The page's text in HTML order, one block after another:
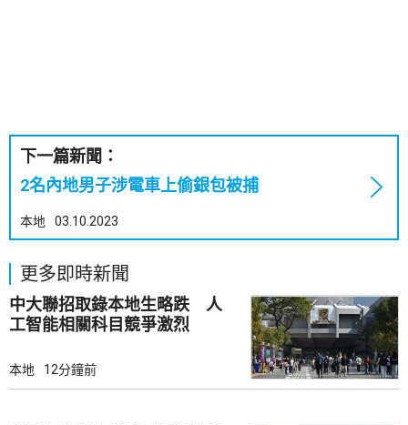
下一篇新聞：
2名內地男子涉電車上偷銀包被捕
本地 03.10.2023
更多即時新聞
中大聯招取錄本地生略跌 人
工智能相關科目競爭激烈
本地 12分鐘前